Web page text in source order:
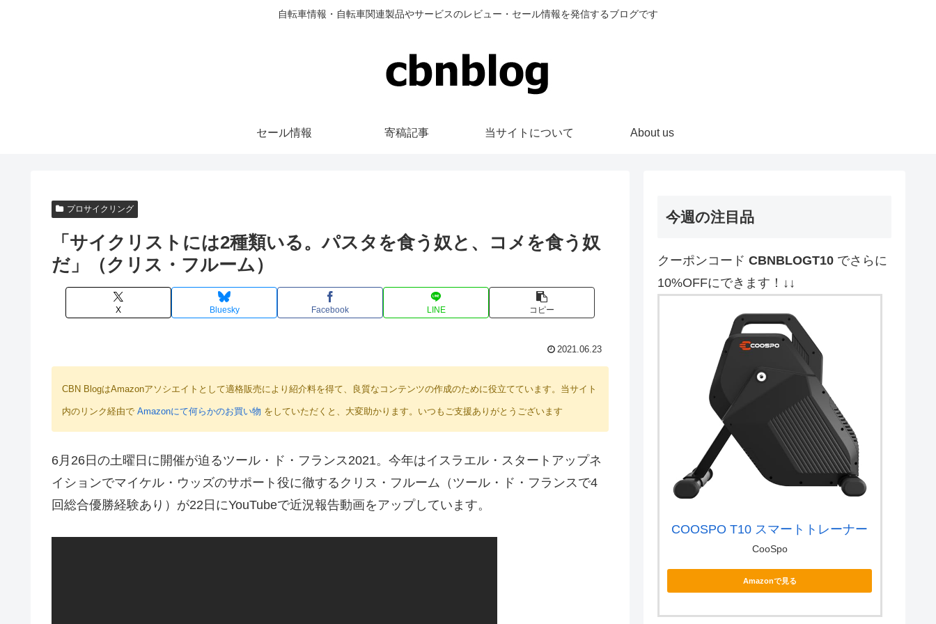
自転車情報・自転車関連製品やサービスのレビュー・セール情報を発信するブログです
セール情報 寄稿記事 当サイトについて About us
プロサイクリング
「サイクリストには2種類いる。パスタを食う奴と、コメを食う奴
だ」（クリス・フルーム）
X Bluesky Facebook LINE コピー
2021.06.23
CBN BlogはAmazonアソシエイトとして適格販売により紹介料を得て、良質なコンテンツの作成のために役立てています。当サイト
内のリンク経由で Amazonにて何らかのお買い物 をしていただくと、大変助かります。いつもご支援ありがとうございます
6月26日の土曜日に開催が迫るツール・ド・フランス2021。今年はイスラエル・スタートアップネ
イションでマイケル・ウッズのサポート役に徹するクリス・フルーム（ツール・ド・フランスで4
回総合優勝経験あり）が22日にYouTubeで近況報告動画をアップしています。
今週の注目品
クーポンコード CBNBLOGT10 でさらに
10%OFFにできます！↓↓
COOSPO T10 スマートトレーナー
CooSpo
Amazonで見る